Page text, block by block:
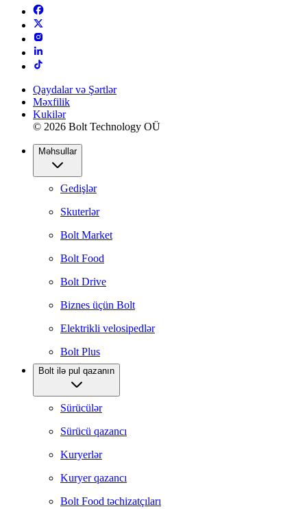
Qaydalar və Şərtlər
Məxfilik
Kukilər
© 2026 Bolt Technology OÜ
Məhsullar
Gedişlər
Skuterlər
Bolt Market
Bolt Food
Bolt Drive
Biznes üçün Bolt
Elektrikli velosipedlər
Bolt Plus
Bolt ilə pul qazanın
Sürücülər
Sürücü qazancı
Kuryerlər
Kuryer qazancı
Bolt Food təchizatçıları